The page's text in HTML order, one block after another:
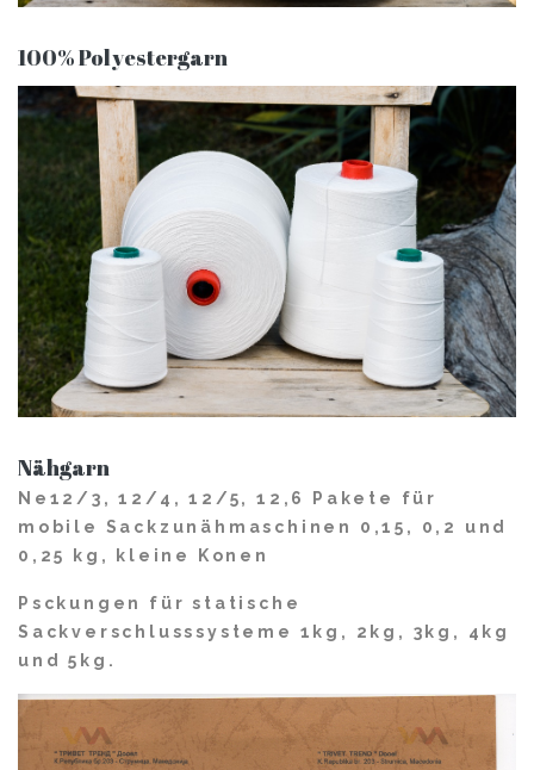
100% Polyestergarn
Nähgarn
Ne12/3, 12/4, 12/5, 12,6 Pakete für
mobile Sackzunähmaschinen 0,15, 0,2 und
0,25 kg, kleine Konen
Psckungen für statische
Sackverschlusssysteme 1kg, 2kg, 3kg, 4kg
und 5kg.